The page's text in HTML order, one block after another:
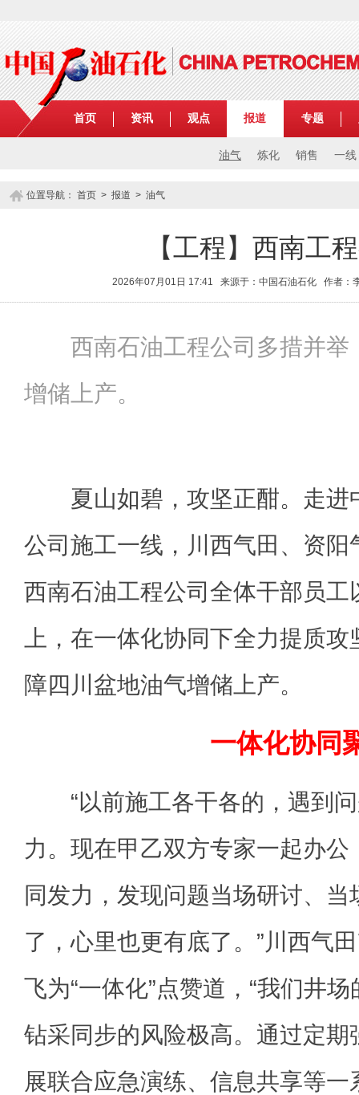
首页 资讯 观点 报道
油气 炼化 销售 一线
专题
位置导航： 首页 > 报道 > 油气
【工程】西南工
2026年07月01日 17:41 来源于：中国石油石化 作者
西南石油工程公司多措并举
增储上产。
夏山如碧，攻坚正酣。走进
公司施工一线，川西气田、资阳
西南石油工程公司全体干部员工
上，在一体化协同下全力提质
障四川盆地油气增储上产。
一体化协同
“以前施工各干各的，遇到问
力。现在甲乙双方专家一起办
同发力，发现问题当场研讨、
了，心里也更有底了。”川西气
飞为“一体化”点赞道，“我们井
钻采同步的风险极高。通过定期
展联合应急演练、信息共享等